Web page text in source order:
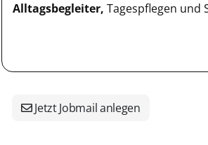
Alltagsbegleiter, Tagespflegen und
Jetzt Jobmail anlegen